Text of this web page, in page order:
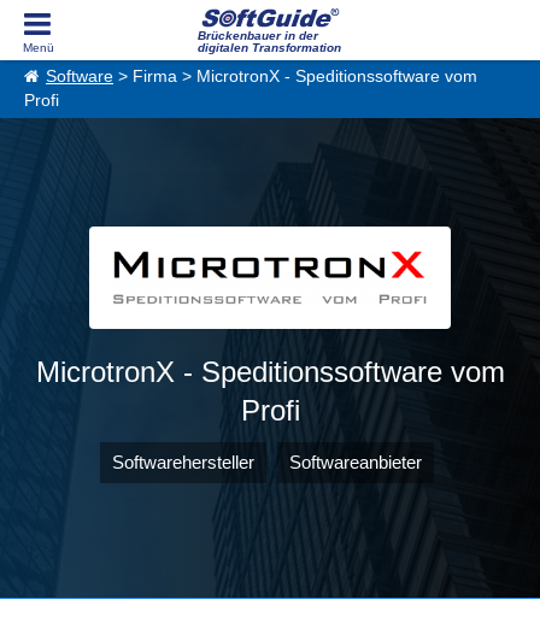
Brückenbauer in der
digitalen Transformation
Software > Firma > MicrotronX - Speditionssoftware vom
Profi
MicrotronX - Speditionssoftware vom
Profi
Softwarehersteller Softwareanbieter